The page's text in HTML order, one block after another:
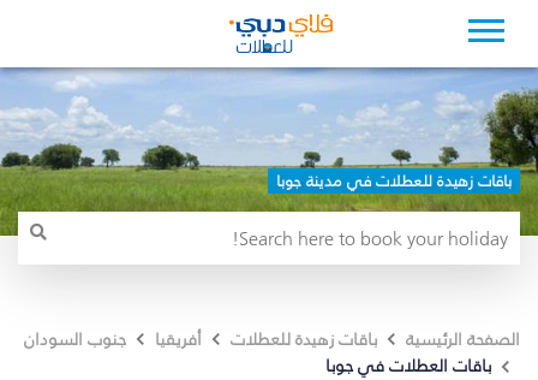
باقات زهيدة للعطلات في مدينة جوبا
الصفحة الرئيسية باقات زهيدة للعطلات أفريقيا
جنوب السودان
باقات العطلات في جوبا